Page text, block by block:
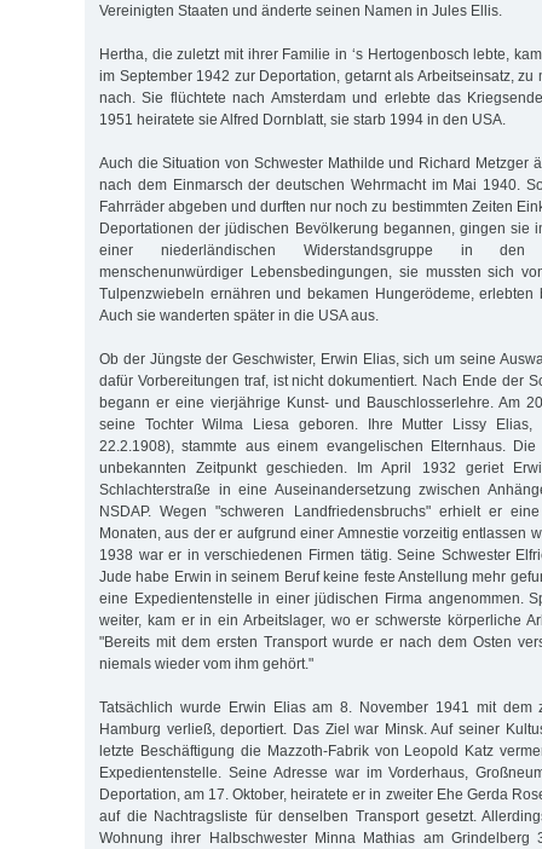
Vereinigten Staaten und änderte seinen Namen in Jules Ellis.
Hertha, die zuletzt mit ihrer Familie in ‘s Hertogenbosch lebte,
im September 1942 zur Deportation, getarnt als Arbeitseinsatz, zu
nach. Sie flüchtete nach Amsterdam und erlebte das
1951 heiratete sie Alfred Dornblatt, sie starb 1994 in den USA.
Auch die Situation von Schwester Mathilde und Richard Metzger
nach dem Einmarsch der deutschen Wehrmacht im Mai 1940.
Fahrräder abgeben und durften nur noch zu bestimmten Zeiten
Deportationen der jüdischen Bevölkerung begannen, gingen sie
einer niederländischen Widerstandsgruppe in den
menschenunwürdiger Lebensbedingungen, sie mussten sich
Tulpenzwiebeln ernähren und bekamen Hungerödeme, erlebten
Auch sie wanderten später in die USA aus.
Ob der Jüngste der Geschwister, Erwin Elias, sich um seine
dafür Vorbereitungen traf, ist nicht dokumentiert. Nach Ende der
begann er eine vierjährige Kunst- und Bauschlosserlehre. Am
seine Tochter Wilma Liesa geboren. Ihre Mutter Lissy Elias,
22.2.1908), stammte aus einem evangelischen Elternhaus.
unbekannten Zeitpunkt geschieden. Im April 1932 geriet
Schlachterstraße in eine Auseinandersetzung zwischen
NSDAP. Wegen "schweren Landfriedensbruchs" erhielt er
Monaten, aus der er aufgrund einer Amnestie vorzeitig entlassen
1938 war er in verschiedenen Firmen tätig. Seine Schwester
Jude habe Erwin in seinem Beruf keine feste Anstellung mehr
eine Expedientenstelle in einer jüdischen Firma angenommen.
weiter, kam er in ein Arbeitslager, wo er schwerste körperliche
"Bereits mit dem ersten Transport wurde er nach dem Osten
niemals wieder vom ihm gehört."
Tatsächlich wurde Erwin Elias am 8. November 1941 mit dem
Hamburg verließ, deportiert. Das Ziel war Minsk. Auf seiner
letzte Beschäftigung die Mazzoth-Fabrik von Leopold Katz
Expedientenstelle. Seine Adresse war im Vorderhaus,
Deportation, am 17. Oktober, heiratete er in zweiter Ehe Gerda
auf die Nachtragsliste für denselben Transport gesetzt.
Wohnung ihrer Halbschwester Minna Mathias am Grindelberg